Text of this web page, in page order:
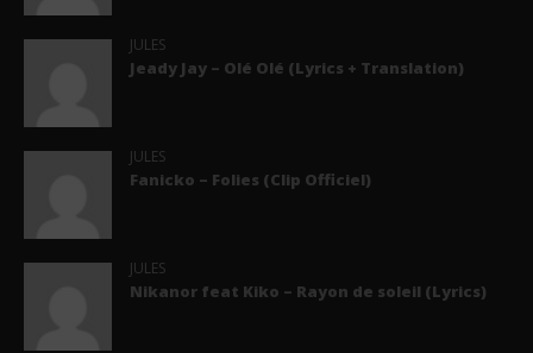
JULES
Jeady Jay – Olé Olé (Lyrics + Translation)
JULES
Fanicko – Folies (Clip Officiel)
JULES
Nikanor feat Kiko – Rayon de soleil (Lyrics)